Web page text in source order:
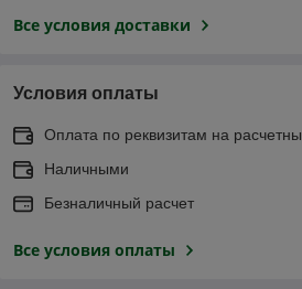
Все условия доставки
Условия оплаты
Оплата по реквизитам на
Наличными
Безналичный расчет
Все условия оплаты